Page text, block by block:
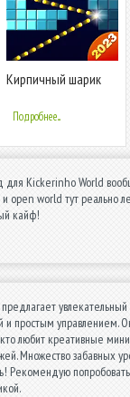
Кирпичный шарик
Подробнее...
для Kickerinho World
open world тут реально
кайф!
и простым управлением.
любит креативные
Множество забавных
Рекомендую